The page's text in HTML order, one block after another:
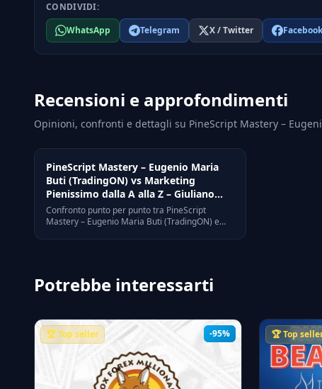
CONDIVIDI:
WhatsApp
Telegram X / Twitter Facebook
Recensioni e approfondimenti
Opinioni, confronti e dettagli su PineScript Mastery –
PineScript Mastery – Eugenio Maria
Buti (TradingON) vs Marketing
Pienissimo dalla A alla Z – Giuliano
Lanzetti: confronto diretto nel 2026
Confronto punto per punto tra PineScript
Mastery – Eugenio Maria Buti (TradingON) e
Potrebbe interessarti
-95%
🏆 Top seller 🏆 Top